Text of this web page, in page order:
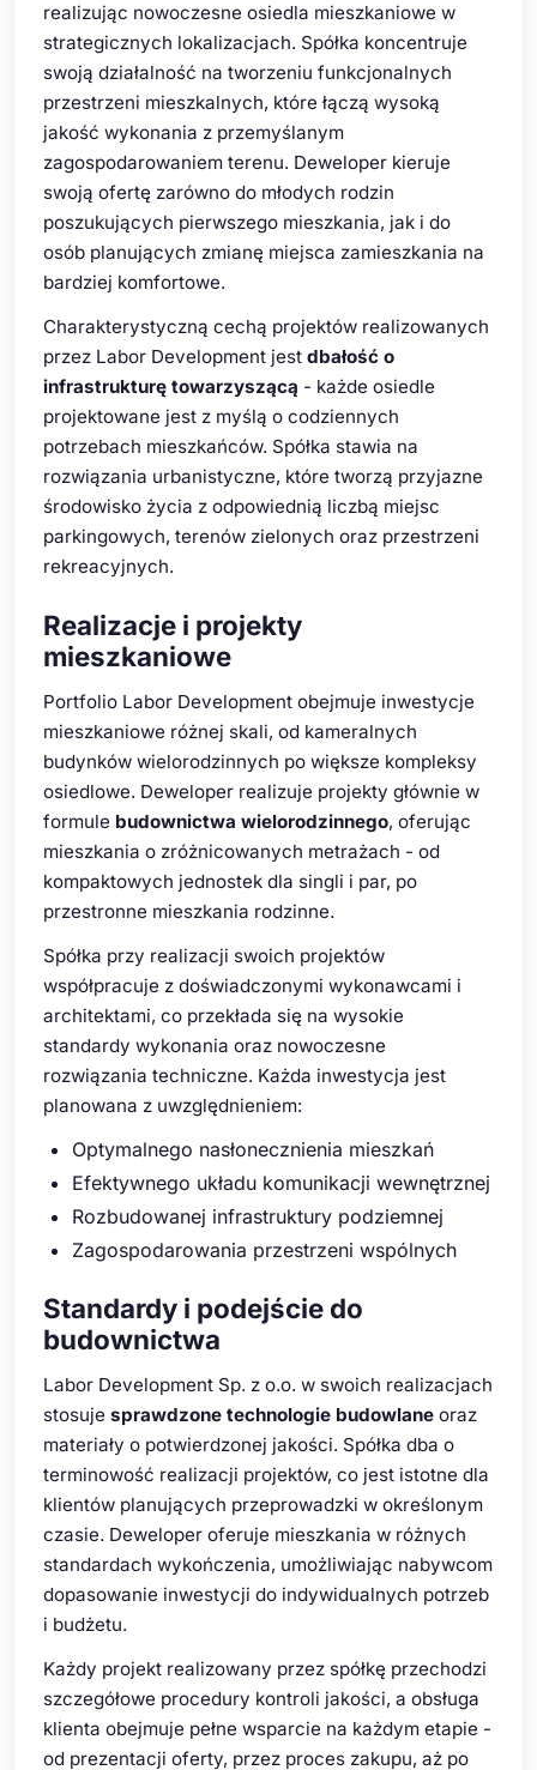
realizując nowoczesne osiedla mieszkaniowe w
strategicznych lokalizacjach. Spółka koncentruje
swoją działalność na tworzeniu funkcjonalnych
przestrzeni mieszkalnych, które łączą wysoką
jakość wykonania z przemyślanym
zagospodarowaniem terenu. Deweloper kieruje
swoją ofertę zarówno do młodych rodzin
poszukujących pierwszego mieszkania, jak i do
osób planujących zmianę miejsca zamieszkania na
bardziej komfortowe.
Charakterystyczną cechą projektów realizowanych
przez Labor Development jest dbałość o
infrastrukturę towarzyszącą - każde osiedle
projektowane jest z myślą o codziennych
potrzebach mieszkańców. Spółka stawia na
rozwiązania urbanistyczne, które tworzą przyjazne
środowisko życia z odpowiednią liczbą miejsc
parkingowych, terenów zielonych oraz przestrzeni
rekreacyjnych.
Realizacje i projekty
mieszkaniowe
Portfolio Labor Development obejmuje inwestycje
mieszkaniowe różnej skali, od kameralnych
budynków wielorodzinnych po większe kompleksy
osiedlowe. Deweloper realizuje projekty głównie w
formule budownictwa wielorodzinnego, oferując
mieszkania o zróżnicowanych metrażach - od
kompaktowych jednostek dla singli i par, po
przestronne mieszkania rodzinne.
Spółka przy realizacji swoich projektów
współpracuje z doświadczonymi wykonawcami i
architektami, co przekłada się na wysokie
standardy wykonania oraz nowoczesne
rozwiązania techniczne. Każda inwestycja jest
planowana z uwzględnieniem:
Optymalnego nasłonecznienia mieszkań
Efektywnego układu komunikacji wewnętrznej
Rozbudowanej infrastruktury podziemnej
Zagospodarowania przestrzeni wspólnych
Standardy i podejście do
budownictwa
Labor Development Sp. z o.o. w swoich realizacjach
stosuje sprawdzone technologie budowlane oraz
materiały o potwierdzonej jakości. Spółka dba o
terminowość realizacji projektów, co jest istotne dla
klientów planujących przeprowadzki w określonym
czasie. Deweloper oferuje mieszkania w różnych
standardach wykończenia, umożliwiając nabywcom
dopasowanie inwestycji do indywidualnych potrzeb
i budżetu.
Każdy projekt realizowany przez spółkę przechodzi
szczegółowe procedury kontroli jakości, a obsługa
klienta obejmuje pełne wsparcie na każdym etapie -
od prezentacji oferty, przez proces zakupu, aż po